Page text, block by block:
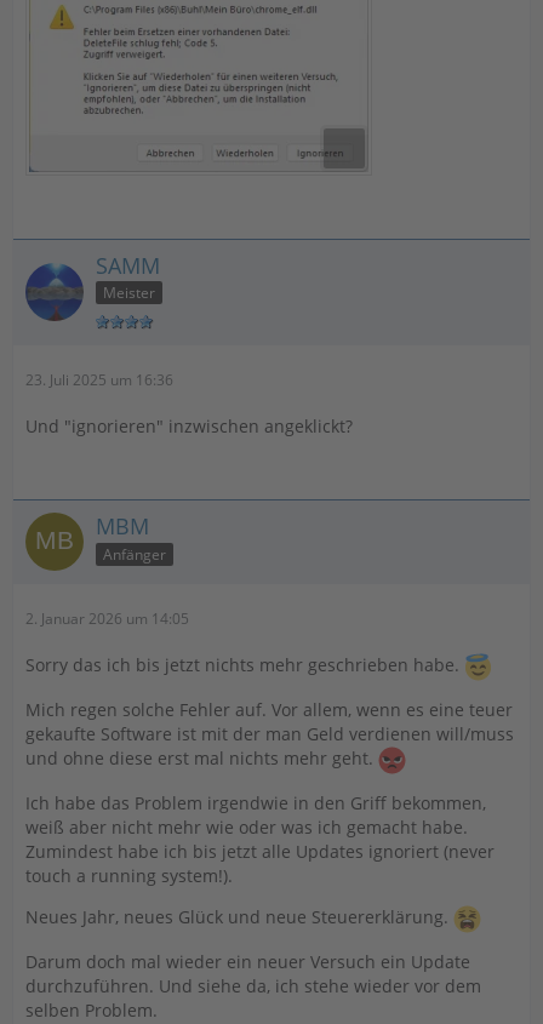
SAMM
Meister
23. Juli 2025 um 16:36
Und "ignorieren" inzwischen angeklickt?
MBM
Anfänger
2. Januar 2026 um 14:05
Sorry das ich bis jetzt nichts mehr geschrieben habe.
Mich regen solche Fehler auf. Vor allem, wenn es eine teuer
gekaufte Software ist mit der man Geld verdienen will/muss
und ohne diese erst mal nichts mehr geht.
Ich habe das Problem irgendwie in den Griff bekommen,
weiß aber nicht mehr wie oder was ich gemacht habe.
Zumindest habe ich bis jetzt alle Updates ignoriert (never
touch a running system!).
Neues Jahr, neues Glück und neue Steuererklärung.
Darum doch mal wieder ein neuer Versuch ein Update
durchzuführen. Und siehe da, ich stehe wieder vor dem
selben Problem.